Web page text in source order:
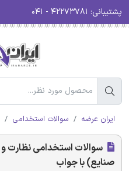
پشتیبانی:
ایران عرضه سوالات استخدامی
صنایع) با جواب